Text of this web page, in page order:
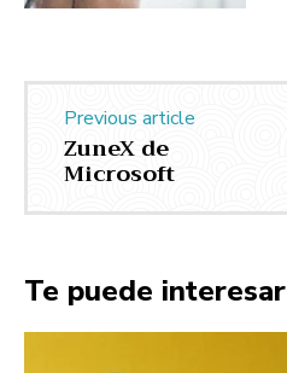
Previous article
ZuneX de
Microsoft
Te puede interesar